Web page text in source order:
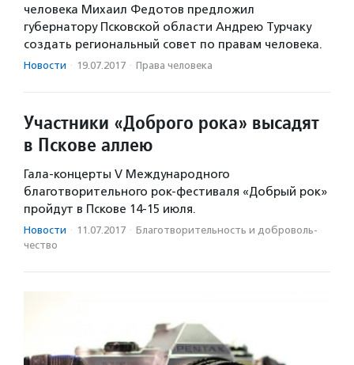
человека Михаил Федотов предложил
губернатору Псковской области Андрею Турчаку
создать региональный совет по правам человека.
Новости · 19.07.2017 · Права человека
Участники «Доброго рока» высадят
в Пскове аллею
Гала-концерты V Международного
благотворительного рок-фестиваля «Добрый рок»
пройдут в Пскове 14-15 июля.
Новости · 11.07.2017 · Благотвори­тель­ность и доброволь­
чест­во